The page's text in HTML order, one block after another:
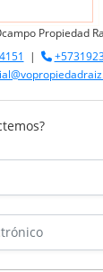
Propiedad
|